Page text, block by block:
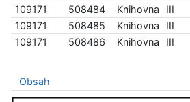
109171
508484 Knihovna
III
109171
508485 Knihovna
III
109171
508486 Knihovna III
Obsah